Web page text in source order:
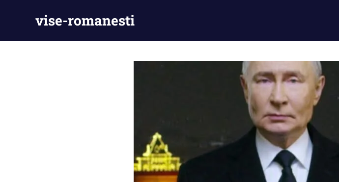
vise-romanesti